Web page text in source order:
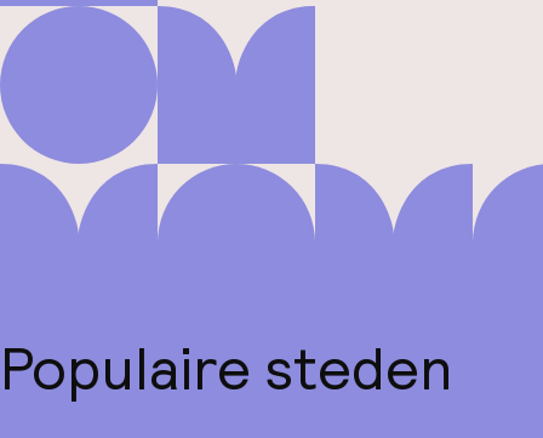
Populaire steden